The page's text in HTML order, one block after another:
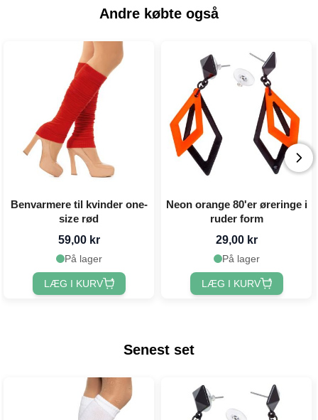
Andre købte også
Benvarmere til kvinder one-
size rød
59,00 kr
På lager
LÆG I KURV
Neon orange 80'er øreringe i
ruder form
29,00 kr
På lager
LÆG I KURV
Senest set